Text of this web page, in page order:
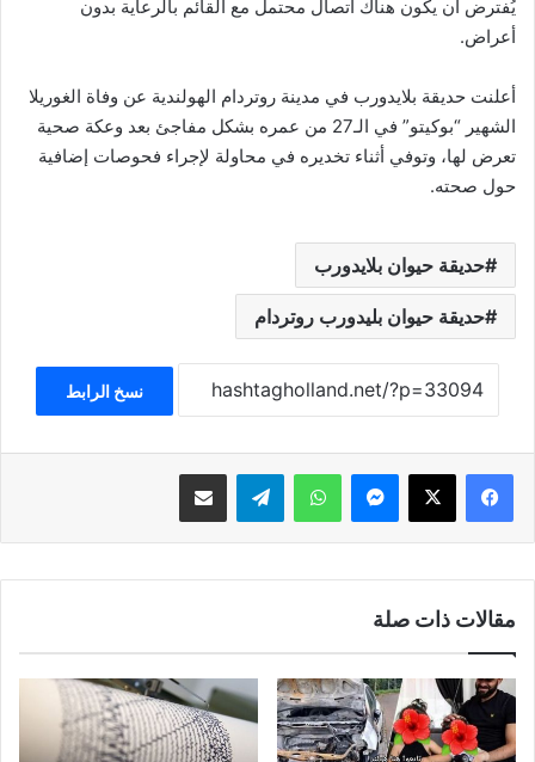
يُفترض أن يكون هناك اتصال محتمل مع القائم بالرعاية بدون
أعراض.
أعلنت حديقة بلايدورب في مدينة روتردام الهولندية عن وفاة الغوريلا
الشهير “بوكيتو” في الـ27 من عمره بشكل مفاجئ بعد وعكة صحية
تعرض لها، وتوفي أثناء تخديره في محاولة لإجراء فحوصات إضافية
حول صحته.
حديقة حيوان بلايدورب
حديقة حيوان بليدورب روتردام
نسخ الرابط
فيسبوك ‫X ماسنجر واتساب تيلقرام مشاركة عبر البريد
مقالات ذات صلة